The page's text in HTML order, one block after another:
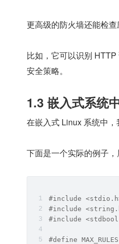
更高级的防火墙还能检查
比如，它可以识别
安全策略。
1.3 嵌入式系统
在嵌入式 Linux 系统中，
下面是一个实际的例子
#include
#include
#include
#define